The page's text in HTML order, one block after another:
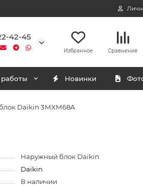
42-45
Избранное Сравнение
Новинки
Daikin 3MXM68A
Наружный блок Daikin
Daikin
В наличии